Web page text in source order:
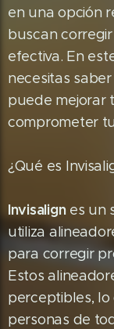
en una opción
buscan
efectiva. En
necesitas
puede mejorar
comprometer
¿Qué es
Invisalignes un
utiliza
para corregir
Estos
perceptibles,
personas de